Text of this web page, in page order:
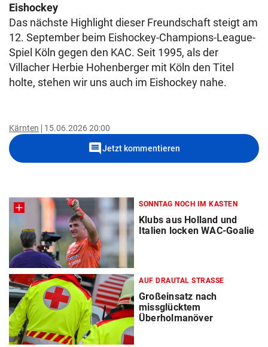
Eishockey
Das nächste Highlight dieser Freundschaft steigt am
12. September beim Eishockey-Champions-League-
Spiel Köln gegen den KAC. Seit 1995, als der
Villacher Herbie Hohenberger mit Köln den Titel
holte, stehen wir uns auch im Eishockey nahe.
Kärnten 15.06.2026 20:00
commentJetzt kommentieren
SONNTAG NOCH IM KASTEN
Klubs aus Holland und
Italien locken WAC-Goalie
AUF DRAUTAL STRASSE
Großeinsatz nach
missglücktem
Überholmanöver